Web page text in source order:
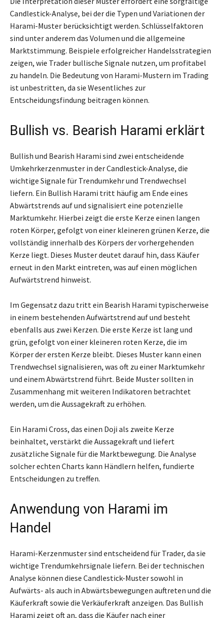
Candlestick-Analyse, bei der die Typen und Variationen der
Harami-Muster berücksichtigt werden. Schlüsselfaktoren
sind unter anderem das Volumen und die allgemeine
Marktstimmung. Beispiele erfolgreicher Handelsstrategien
zeigen, wie Trader bullische Signale nutzen, um profitabel
zu handeln. Die Bedeutung von Harami-Mustern im Trading
ist unbestritten, da sie Wesentliches zur
Entscheidungsfindung beitragen können.
Bullish vs. Bearish Harami erklärt
Bullish und Bearish Harami sind zwei entscheidende
Umkehrkerzenmuster in der Candlestick-Analyse, die
wichtige Signale für Trendumkehr und Trendwechsel
liefern. Ein Bullish Harami tritt häufig am Ende eines
Abwärtstrends auf und signalisiert eine potenzielle
Marktumkehr. Hierbei zeigt die erste Kerze einen langen
roten Körper, gefolgt von einer kleineren grünen Kerze, die
vollständig innerhalb des Körpers der vorhergehenden
Kerze liegt. Dieses Muster deutet darauf hin, dass Käufer
erneut in den Markt eintreten, was auf einen möglichen
Aufwärtstrend hinweist.
Im Gegensatz dazu tritt ein Bearish Harami typischerweise
in einem bestehenden Aufwärtstrend auf und besteht
ebenfalls aus zwei Kerzen. Die erste Kerze ist lang und
grün, gefolgt von einer kleineren roten Kerze, die im
Körper der ersten Kerze bleibt. Dieses Muster kann einen
Trendwechsel signalisieren, was oft zu einer Marktumkehr
und einem Abwärtstrend führt. Beide Muster sollten in
Zusammenhang mit weiteren Indikatoren betrachtet
werden, um die Aussagekraft zu erhöhen.
Ein Harami Cross, das einen Doji als zweite Kerze
beinhaltet, verstärkt die Aussagekraft und liefert
zusätzliche Signale für die Marktbewegung. Die Analyse
solcher echten Charts kann Händlern helfen, fundierte
Entscheidungen zu treffen.
Anwendung von Harami im
Handel
Harami-Kerzenmuster sind entscheidend für Trader, da sie
wichtige Trendumkehrsignale liefern. Bei der technischen
Analyse können diese Candlestick-Muster sowohl in
Aufwärts- als auch in Abwärtsbewegungen auftreten und die
Käuferkraft sowie die Verkäuferkraft anzeigen. Das Bullish
Harami zeigt oft an, dass die Käufer nach einer